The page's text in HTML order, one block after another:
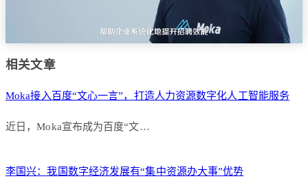
相关文章
Moka接入百度“文心一言”，打造人力资源数字化人工智能服务
近日，Moka宣布成为百度“文…
李国兴：我国数字经济发展有“集中资源办大事”优势